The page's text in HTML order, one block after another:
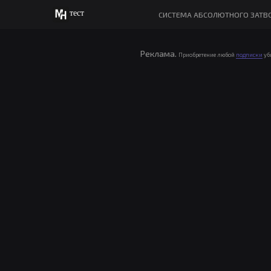
тест СИСТЕМА АБСОЛЮТНОГО
Реклама. Приобретение любой подписки